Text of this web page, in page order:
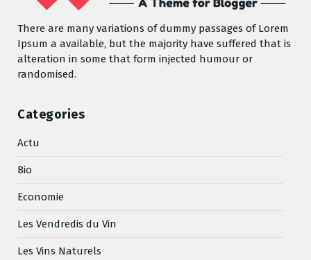
There are many variations of dummy passages of Lorem
Ipsum a available, but the majority have suffered that is
alteration in some that form injected humour or
randomised.
Categories
Actu
Bio
Economie
Les Vendredis du Vin
Les Vins Naturels